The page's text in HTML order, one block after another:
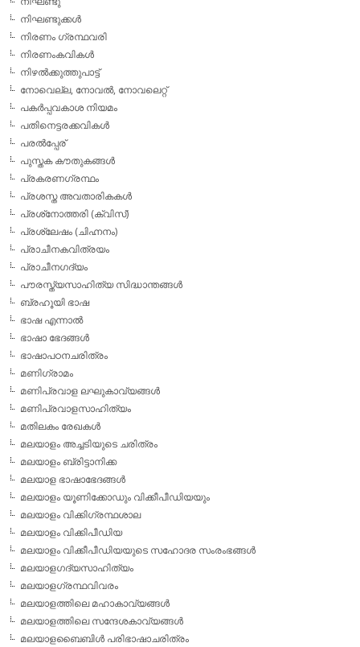
നിഘണ്ടുക്കള്‍
നിരണം ഗ്രന്ഥവരി
നിരണംകവികള്‍
നിഴല്‍ക്കുത്തുപാട്ട്
നോവെല്ല, നോവല്‍, നോവലെറ്റ്
പകര്‍പ്പവകാശ നിയമം
പതിനെട്ടരക്കവികള്‍
പരല്‍പ്പേര്
പുസ്തക കൗതുകങ്ങള്‍
പ്രകരണഗ്രന്ഥം
പ്രശസ്ത അവതാരികകള്‍
പ്രശ്‌നോത്തരി (ക്വിസ്)
പ്രശ്ലേഷം (ചിഹ്നനം)
പ്രാചീനകവിത്രയം
പ്രാചീനഗദ്യം
പൗരസ്ത്യസാഹിത്യ സിദ്ധാന്തങ്ങള്‍
ബ്രഹൂയി ഭാഷ
ഭാഷ എന്നാല്‍
ഭാഷാ ഭേദങ്ങള്‍
ഭാഷാപഠനചരിത്രം
മണിഗ്രാമം
മണിപ്രവാള ലഘുകാവ്യങ്ങള്‍
മണിപ്രവാളസാഹിത്യം
മതിലകം രേഖകള്‍
മലയാളം അച്ചടിയുടെ ചരിത്രം
മലയാളം ബ്രിട്ടാനിക്ക
മലയാള ഭാഷാഭേദങ്ങള്‍
മലയാളം യൂണിക്കോഡും വിക്കീപീഡിയയും
മലയാളം വിക്കിഗ്രന്ഥശാല
മലയാളം വിക്കിപീഡിയ
മലയാളം വിക്കീപീഡിയയുടെ സഹോദര സംരംഭങ്ങള്‍
മലയാളഗദ്യസാഹിത്യം
മലയാളഗ്രന്ഥവിവരം
മലയാളത്തിലെ മഹാകാവ്യങ്ങള്‍
മലയാളത്തിലെ സന്ദേശകാവ്യങ്ങള്‍
മലയാളബൈബിള്‍ പരിഭാഷാചരിത്രം